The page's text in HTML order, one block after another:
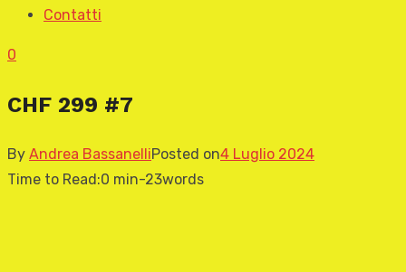
Contatti
0
CHF 299 #7
By Andrea BassanelliPosted on4 Luglio 2024
Time to Read:0 min-23words